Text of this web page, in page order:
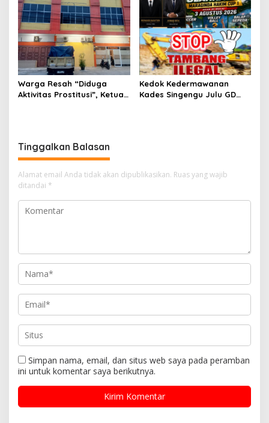
Warga Resah “Diduga
Aktivitas Prostitusi”, Ketua
Kedok Kedermawanan
Kades Singengu Julu GD
Tinggalkan Balasan
Alamat email Anda tidak akan dipublikasikan. Ruas yang wajib
ditandai *
Simpan nama, email, dan situs web saya pada peramban
ini untuk komentar saya berikutnya.